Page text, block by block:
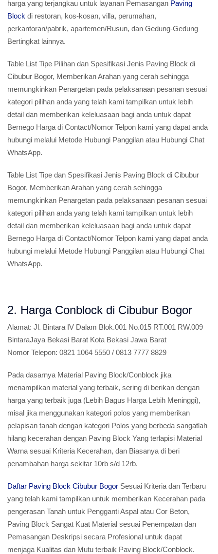
harga yang terjangkau untuk layanan Pemasangan Paving
Block di restoran, kos-kosan, villa, perumahan,
perkantoran/pabrik, apartemen/Rusun, dan Gedung-Gedung
Bertingkat lainnya.
Table List Tipe Pilihan dan Spesifikasi Jenis Paving Block di
Cibubur Bogor, Memberikan Arahan yang cerah sehingga
memungkinkan Penargetan pada pelaksanaan pesanan sesuai
kategori pilihan anda yang telah kami tampilkan untuk lebih
detail dan memberikan keleluasaan bagi anda untuk dapat
Bernego Harga di Contact/Nomor Telpon kami yang dapat anda
hubungi melalui Metode Hubungi Panggilan atau Hubungi Chat
WhatsApp.
Table List Tipe dan Spesifikasi Jenis Paving Block di Cibubur
Bogor, Memberikan Arahan yang cerah sehingga
memungkinkan Penargetan pada pelaksanaan pesanan sesuai
kategori pilihan anda yang telah kami tampilkan untuk lebih
detail dan memberikan keleluasaan bagi anda untuk dapat
Bernego Harga di Contact/Nomor Telpon kami yang dapat anda
hubungi melalui Metode Hubungi Panggilan atau Hubungi Chat
WhatsApp.
2. Harga Conblock di Cibubur Bogor
Alamat: Jl. Bintara IV Dalam Blok.001 No.015 RT.001 RW.009
BintaraJaya Bekasi Barat Kota Bekasi Jawa Barat
Nomor Telepon: 0821 1064 5550 / 0813 7777 8829
Pada dasarnya Material Paving Block/Conblock jika
menampilkan material yang terbaik, sering di berikan dengan
harga yang terbaik juga (Lebih Bagus Harga Lebih Meninggi),
misal jika menggunakan kategori polos yang memberikan
pelapisan tanah dengan kategori Polos yang berbeda sangatlah
hilang kecerahan dengan Paving Block Yang terlapisi Material
Warna sesuai Kriteria Kecerahan, dan Biasanya di beri
penambahan harga sekitar 10rb s/d 12rb.
Daftar Paving Block Cibubur Bogor Sesuai Kriteria dan Terbaru
yang telah kami tampilkan untuk memberikan Kecerahan pada
pengerasan Tanah untuk Pengganti Aspal atau Cor Beton,
Paving Block Sangat Kuat Material sesuai Penempatan dan
Pemasangan Deskripsi secara Profesional untuk dapat
menjaga Kualitas dan Mutu terbaik Paving Block/Conblock.